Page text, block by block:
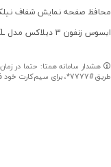
ایسوس زنفون 3 دیلاکس مدل ZS570KL
هشدار سامانه همتا: حتما در
طریق #7777*، برای سیم‌کارت خود فعال‌سازی کنید. آموزش تصویری در آدرس اینترنتی hmti.ir/05